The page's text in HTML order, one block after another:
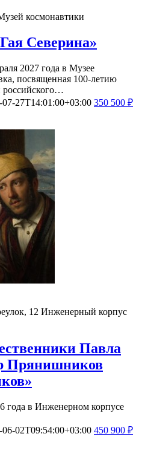
космонавтики
Северина»
2027 года в Музее
посвященная 100-летию
российского…
07-27T14:01:00+03:00 350 500 ₽
12 Инженерный корпус
Павла
Прянишников
года в Инженерном корпусе
06-02T09:54:00+03:00 450 900 ₽